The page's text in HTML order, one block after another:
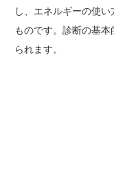
し、エネルギーの使
ものです。診断の基
られます。